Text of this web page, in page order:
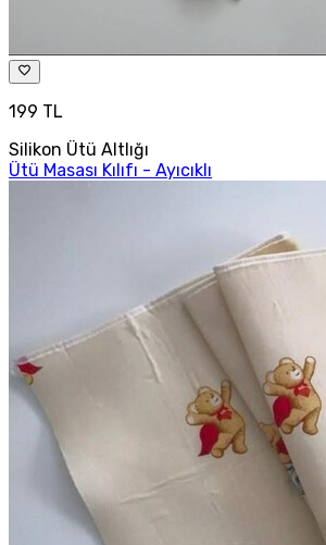
199 TL
Silikon Ütü Altlığı
Ütü Masası Kılıfı - Ayıcıklı